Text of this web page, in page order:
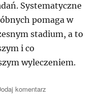
Systematyczne
pomaga w
stadium, a to
i co
wyleczeniem.
komentarz